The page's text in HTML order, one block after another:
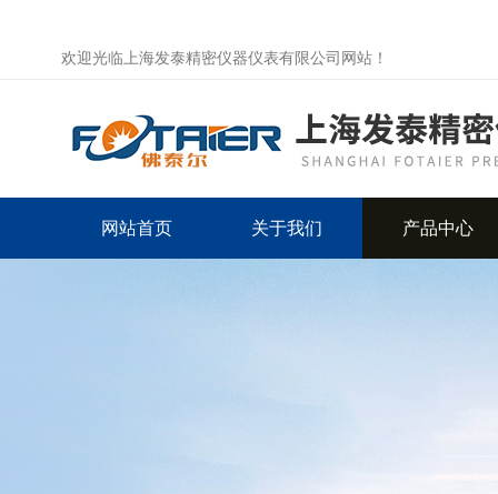
欢迎光临上海发泰精密仪器仪表有限公司网站！
网站首页 关于我们 产品中心